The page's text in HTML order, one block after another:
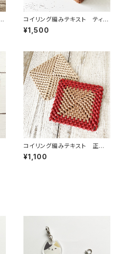
コイリング編みテキスト ティッ
シュケース 2種
¥1,500
コイリング編みテキスト 正方
形コースター
¥1,100